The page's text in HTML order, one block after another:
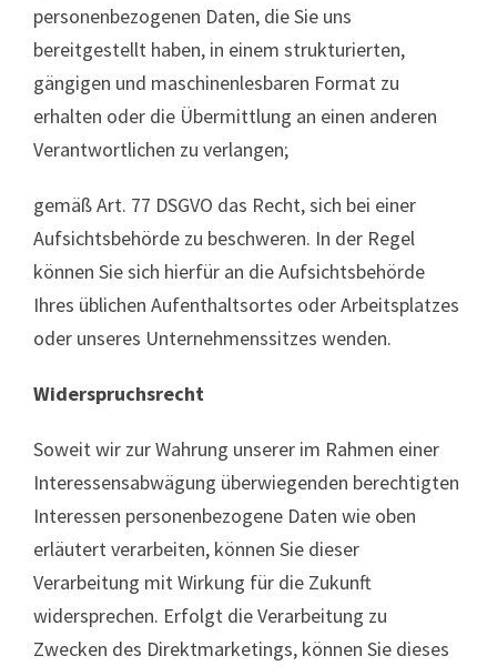
personenbezogenen Daten, die Sie uns
bereitgestellt haben, in einem strukturierten,
gängigen und maschinenlesbaren Format zu
erhalten oder die Übermittlung an einen anderen
Verantwortlichen zu verlangen;
gemäß Art. 77 DSGVO das Recht, sich bei einer
Aufsichtsbehörde zu beschweren. In der Regel
können Sie sich hierfür an die Aufsichtsbehörde
Ihres üblichen Aufenthaltsortes oder Arbeitsplatzes
oder unseres Unternehmenssitzes wenden.
Widerspruchsrecht
Soweit wir zur Wahrung unserer im Rahmen einer
Interessensabwägung überwiegenden berechtigten
Interessen personenbezogene Daten wie oben
erläutert verarbeiten, können Sie dieser
Verarbeitung mit Wirkung für die Zukunft
widersprechen. Erfolgt die Verarbeitung zu
Zwecken des Direktmarketings, können Sie dieses